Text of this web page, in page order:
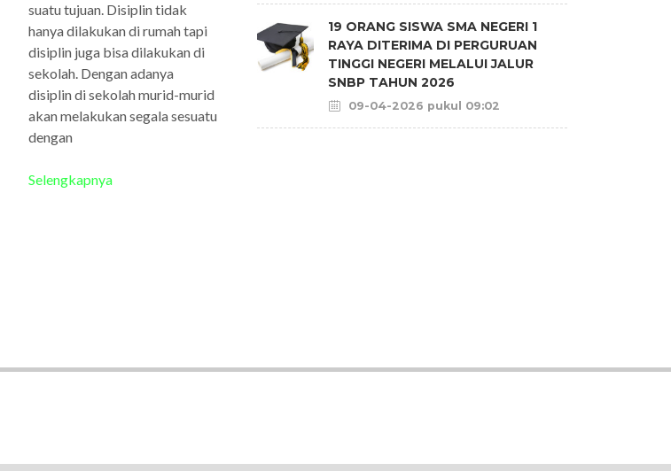
suatu tujuan. Disiplin tidak
hanya dilakukan di rumah tapi
disiplin juga bisa dilakukan di
sekolah. Dengan adanya
disiplin di sekolah murid-murid
akan melakukan segala sesuatu
dengan
Selengkapnya
19 ORANG SISWA SMA NEGERI 1
RAYA DITERIMA DI PERGURUAN
TINGGI NEGERI MELALUI JALUR
SNBP TAHUN 2026
09-04-2026 pukul 09:02